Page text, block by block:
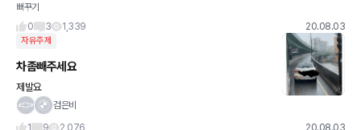
추천하길래 저는 개인적으로 앞으로 전망을 봤을때 디젤 사는건 아닌거같아서 20i로 대
기 걸어놨는데 여러분들 생각
뻐꾸기
0
3 1,339 20.08.03
자유주제
차좀빼주세요
제발요
검은비
1
9 2,076 20.08.03